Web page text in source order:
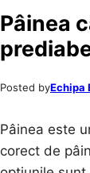
Pâinea
Posted byEchipa
Pâinea este
corect de